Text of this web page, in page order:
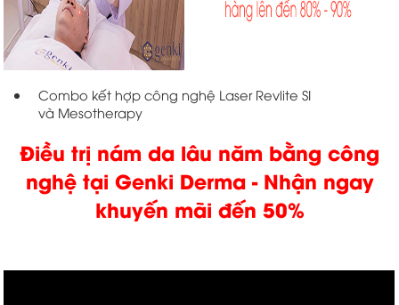
Combo kết hợp công nghệ Laser Revlite SI
và Mesotherapy
Điều trị nám da lâu năm bằng công
nghệ tại Genki Derma - Nhận ngay
khuyến mãi đến 50%